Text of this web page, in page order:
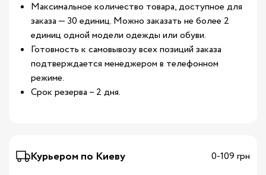
Максимальное количество товара, доступное для
заказа — 30 единиц. Можно заказать не более 2
единиц одной модели одежды или обуви.
Готовность к самовывозу всех позиций заказа
подтверждается менеджером в телефонном
режиме.
Срок резерва – 2 дня.
Курьером по Киеву
0-109 грн